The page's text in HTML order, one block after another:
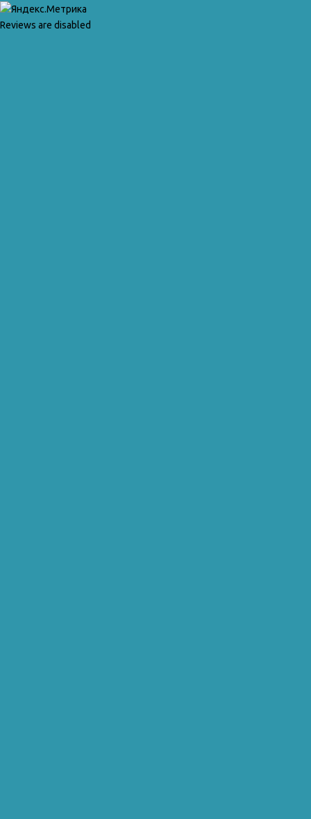
Reviews are disabled